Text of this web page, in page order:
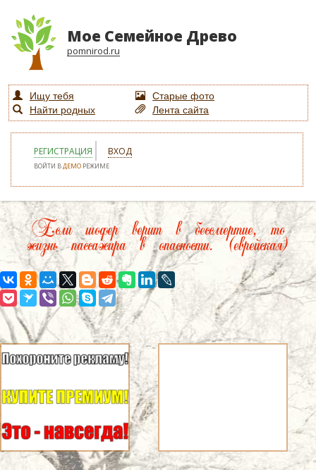
Мое Семейное Древо
pomnirod.ru
Ищу тебя
Старые фото
Найти родных
Лента сайта
РЕГИСТРАЦИЯ ВХОД
ВОЙТИ ВДЕМО РЕЖИМЕ
Если шофер верит в бессмертие, то
жизнь пассажира в опасности. (еврейская)